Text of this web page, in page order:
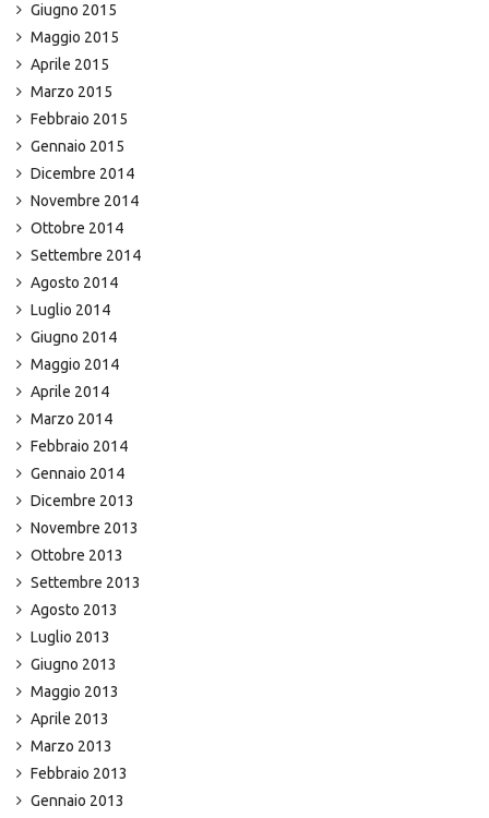
Giugno 2015
Maggio 2015
Aprile 2015
Marzo 2015
Febbraio 2015
Gennaio 2015
Dicembre 2014
Novembre 2014
Ottobre 2014
Settembre 2014
Agosto 2014
Luglio 2014
Giugno 2014
Maggio 2014
Aprile 2014
Marzo 2014
Febbraio 2014
Gennaio 2014
Dicembre 2013
Novembre 2013
Ottobre 2013
Settembre 2013
Agosto 2013
Luglio 2013
Giugno 2013
Maggio 2013
Aprile 2013
Marzo 2013
Febbraio 2013
Gennaio 2013